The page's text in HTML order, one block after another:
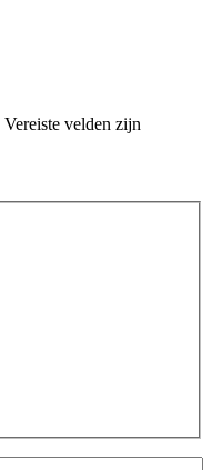
Vereiste velden zijn